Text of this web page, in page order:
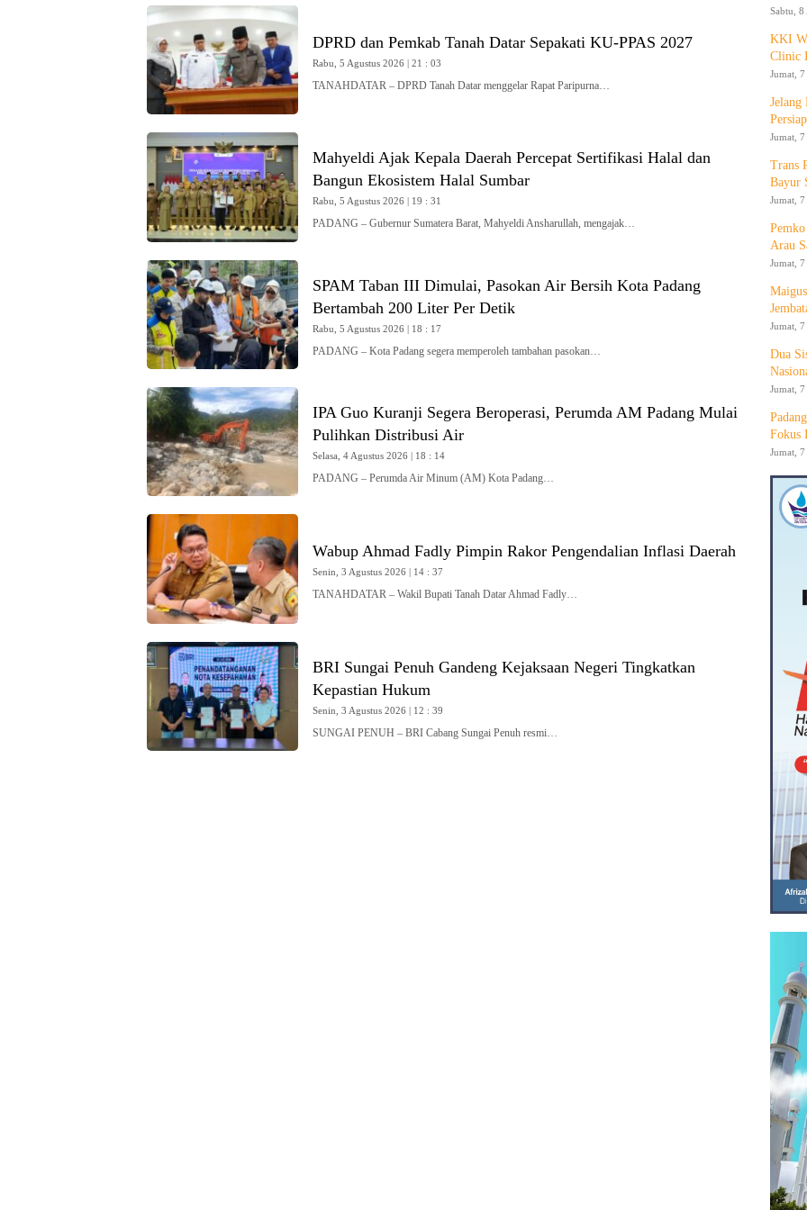
DPRD dan Pemkab Tanah Datar Sepakati KU-PPAS 2027
Rabu, 5 Agustus 2026 | 21 : 03
TANAHDATAR – DPRD Tanah Datar menggelar Rapat Paripurna…
Mahyeldi Ajak Kepala Daerah Percepat Sertifikasi Halal dan
Bangun Ekosistem Halal Sumbar
Rabu, 5 Agustus 2026 | 19 : 31
PADANG – Gubernur Sumatera Barat, Mahyeldi Ansharullah, mengajak…
SPAM Taban III Dimulai, Pasokan Air Bersih Kota Padang
Bertambah 200 Liter Per Detik
Rabu, 5 Agustus 2026 | 18 : 17
PADANG – Kota Padang segera memperoleh tambahan pasokan…
IPA Guo Kuranji Segera Beroperasi, Perumda AM Padang Mulai
Pulihkan Distribusi Air
Selasa, 4 Agustus 2026 | 18 : 14
PADANG – Perumda Air Minum (AM) Kota Padang…
Wabup Ahmad Fadly Pimpin Rakor Pengendalian Inflasi Daerah
Senin, 3 Agustus 2026 | 14 : 37
TANAHDATAR – Wakil Bupati Tanah Datar Ahmad Fadly…
BRI Sungai Penuh Gandeng Kejaksaan Negeri Tingkatkan
Kepastian Hukum
Senin, 3 Agustus 2026 | 12 : 39
SUNGAI PENUH – BRI Cabang Sungai Penuh resmi…
Sabtu, 8
KKI
Clinic
Jumat,
Jelang
Jumat,
Trans
Bayur
Jumat,
Arau
Jumat,
Jumat,
Dua
Jumat,
Fokus
Jumat,